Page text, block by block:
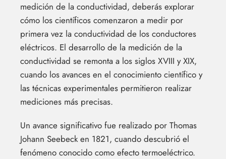
medición de la conductividad, deberás explorar
cómo los científicos comenzaron a medir por
primera vez la conductividad de los conductores
eléctricos. El desarrollo de la medición de la
conductividad se remonta a los siglos XVIII y XIX,
cuando los avances en el conocimiento científico y
las técnicas experimentales permitieron realizar
mediciones más precisas.
Un avance significativo fue realizado por Thomas
Johann Seebeck en 1821, cuando descubrió el
fenómeno conocido como efecto termoeléctrico.